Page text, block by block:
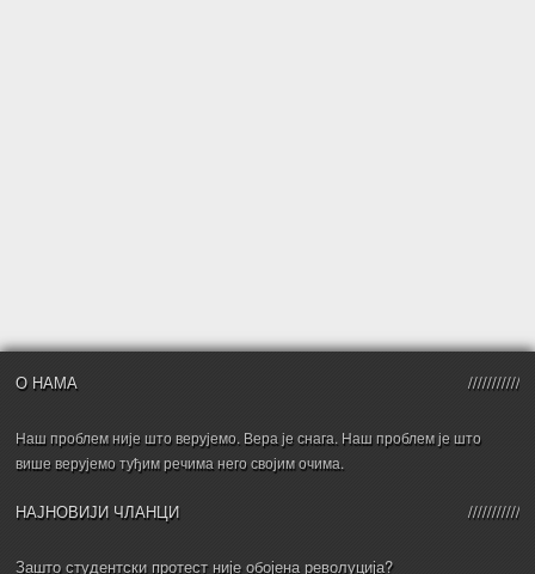
О НАМА
Наш проблем није што верујемо. Вера је снага. Наш проблем је што
више верујемо туђим речима него својим очима.
НАЈНОВИЈИ ЧЛАНЦИ
Зашто студентски протест није обојена револуција?